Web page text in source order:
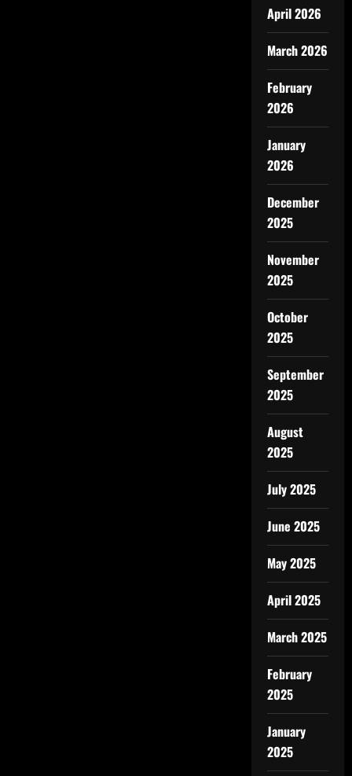
April 2026
March 2026
February
2026
January
2026
December
2025
November
2025
October
2025
September
2025
August
2025
July 2025
June 2025
May 2025
April 2025
March 2025
February
2025
January
2025